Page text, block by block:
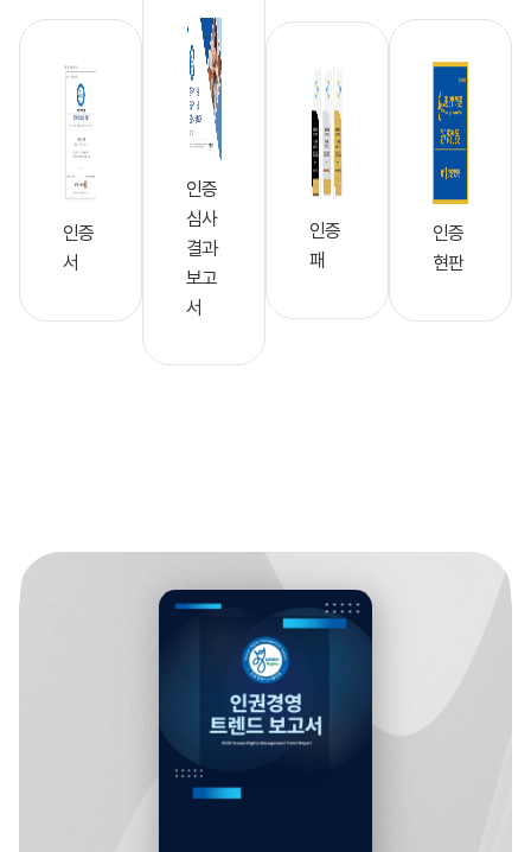
인증
서
인증
심사
결과
보고
서
인증
패
인증
현판